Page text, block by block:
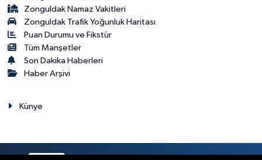
Zonguldak Namaz Vakitleri
Zonguldak Trafik Yoğunluk Haritası
Puan Durumu ve Fikstür
Tüm Manşetler
Son Dakika Haberleri
Haber Arşivi
Künye